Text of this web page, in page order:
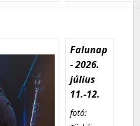
Falunap
- 2026.
július
11.-12.
fotó: